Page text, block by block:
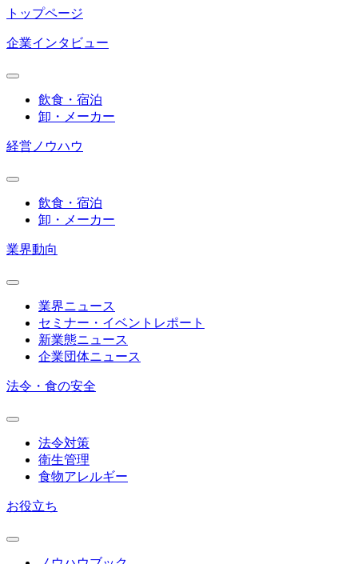
トップページ
企業インタビュー
飲食・宿泊
卸・メーカー
経営ノウハウ
飲食・宿泊
卸・メーカー
業界動向
業界ニュース
セミナー・イベントレポート
新業態ニュース
企業団体ニュース
法令・食の安全
法令対策
衛生管理
食物アレルギー
お役立ち